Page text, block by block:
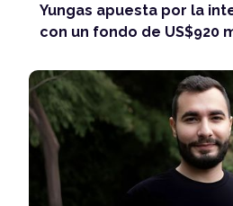
Yungas apuesta por la
con un fondo de US$920